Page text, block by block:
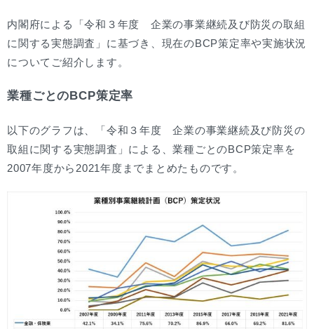
内閣府による「令和３年度 企業の事業継続及び防災の取組
に関する実態調査」に基づき、現在のBCP策定率や実施状況
についてご紹介します。
業種ごとのBCP策定率
以下のグラフは、「令和３年度 企業の事業継続及び防災の
取組に関する実態調査」による、業種ごとのBCP策定率を
2007年度から2021年度までまとめたものです。